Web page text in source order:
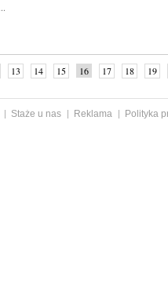
13 14 15 16 17 18
19
Staże u nas Reklama
Polityka